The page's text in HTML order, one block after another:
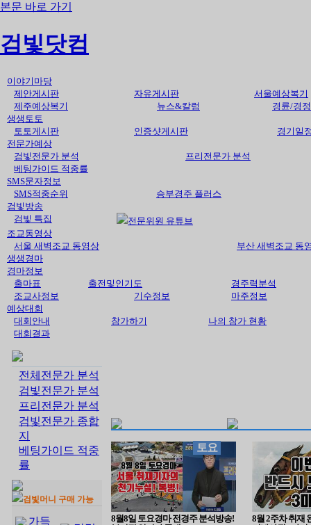
본문 바로 가기
검빛닷컴
이야기마당
제안게시판
자유게시판
서울예상복기
제주예상복기
뉴스&칼럼
경륜/경정
생생토토
토토게시판
인증샷게시판
경기일
전문가예상
검빛전문가 분석
프리전문가 분석
베팅가이드 적중률
SMS문자정보
SMS적중순위
승부경주 플러스
검빛방송
검빛 특집
전문위원 유튜브
조교동영상
서울 새벽조교 동영상
부산 새벽조교 동
생생경마
경마정보
출마표
출전및인기도
경주력분석
조교사정보
기수정보
마주정보
예상대회
대회안내
참가하기
나의 참가 현황
대회결과
전체전문가 분석
검빛전문가 분석
프리전문가 분석
검빛전문가 종합
지
베팅가이드 적중
률
검빛머니 구매 가능
가득
8월8일 토요경마 전경주 분석방송!
토요
8월 2주차 취재